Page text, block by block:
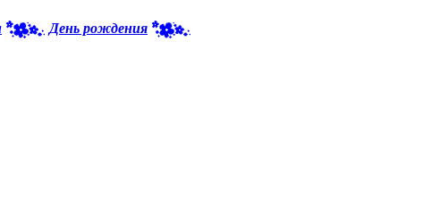
День рождения